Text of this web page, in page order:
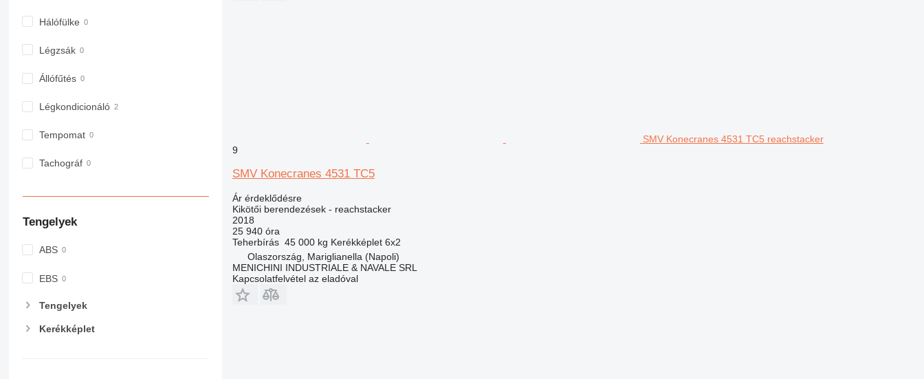
Hálófülke
Légzsák
Állófűtés
Légkondicionáló
Tempomat
Tachográf
Tengelyek
ABS
EBS
Tengelyek
Kerékképlet
SMV Konecranes 4531 TC5 reachstacker
9
SMV Konecranes 4531 TC5
Ár érdeklődésre
Kikötői berendezések - reachstacker
2018
25 940 óra
Teherbírás 45 000 kg Kerékképlet 6x2
Olaszország, Mariglianella (Napoli)
MENICHINI INDUSTRIALE & NAVALE SRL
Kapcsolatfelvétel az eladóval